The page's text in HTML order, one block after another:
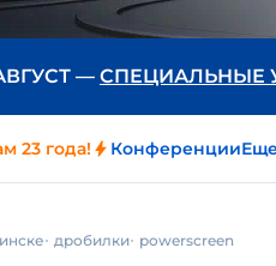
— СПЕЦИАЛЬНЫЕ
23 года! Конференции
дробилки powerscreen